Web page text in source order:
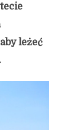
o
leżeć